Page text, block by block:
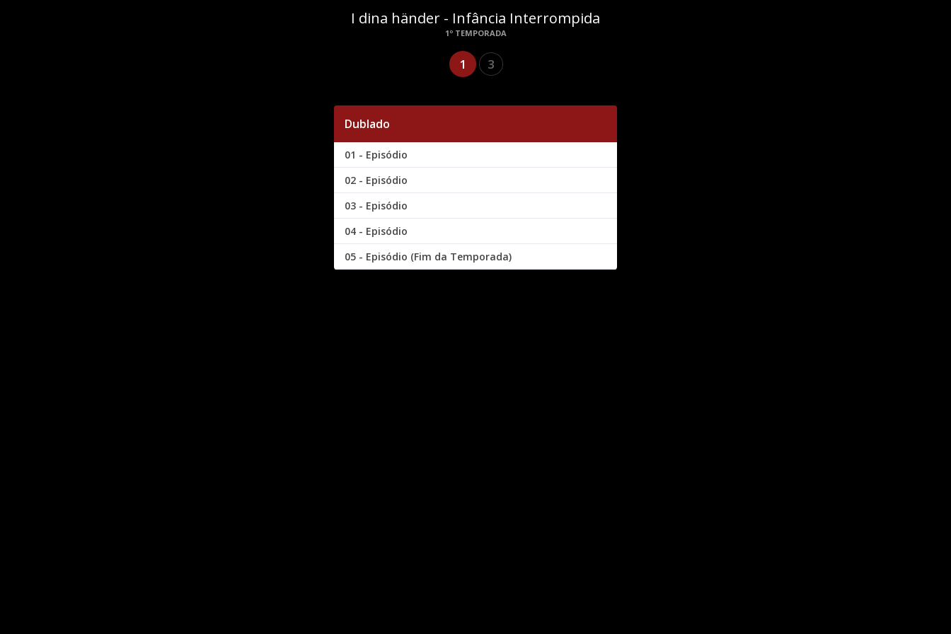
I dina händer - Infância Interrompida
1º TEMPORADA
1 3
Dublado
01 - Episódio
02 - Episódio
03 - Episódio
04 - Episódio
05 - Episódio (Fim da Temporada)